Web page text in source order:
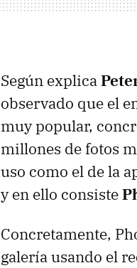
Según explica
observado que el
muy popular,
millones de fotos
uso como el de la
y en ello consiste
Concretamente,
galería usando el